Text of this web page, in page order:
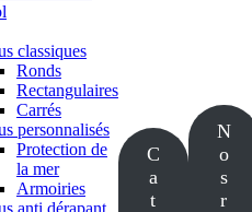
classiques
Ronds
Rectangulaires
Carrés
personnalisés
Protection de
la mer
Armoiries
anti dérapant
C
a
t
N
o
s
r